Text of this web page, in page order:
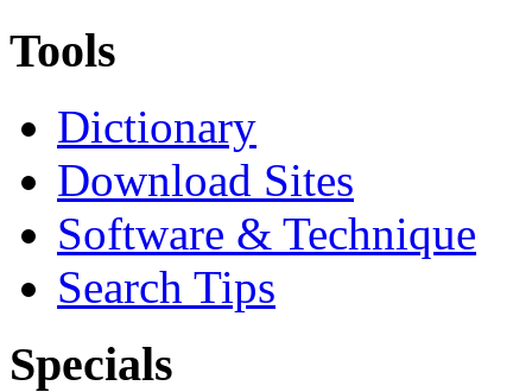
Tools
Dictionary
Download Sites
Software & Technique
Search Tips
Specials